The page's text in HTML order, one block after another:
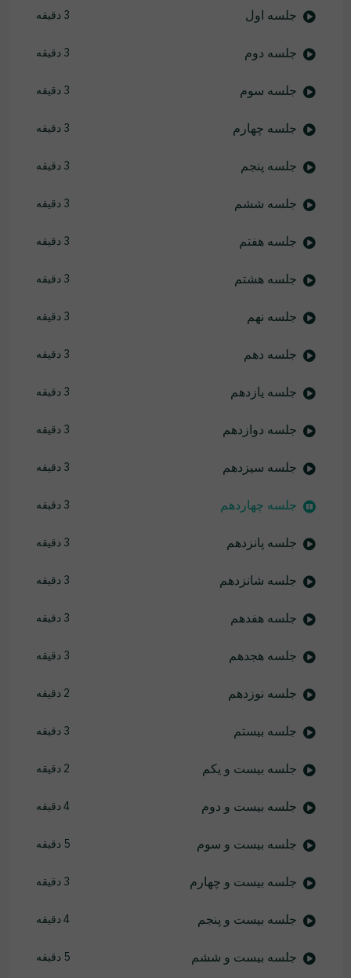
جلسه اول 3 دقیقه
جلسه دوم 3 دقیقه
جلسه سوم 3 دقیقه
جلسه چهارم 3 دقیقه
جلسه پنجم 3 دقیقه
جلسه ششم 3 دقیقه
جلسه هفتم 3 دقیقه
جلسه هشتم 3 دقیقه
جلسه نهم 3 دقیقه
جلسه دهم 3 دقیقه
جلسه یازدهم 3 دقیقه
جلسه دوازدهم 3 دقیقه
جلسه سیزدهم 3 دقیقه
جلسه چهاردهم 3 دقیقه
جلسه پانزدهم 3 دقیقه
جلسه شانزدهم 3 دقیقه
جلسه هفدهم 3 دقیقه
جلسه هجدهم 3 دقیقه
جلسه نوزدهم 2 دقیقه
جلسه بیستم 3 دقیقه
جلسه بیست و یکم 2 دقیقه
جلسه بیست و دوم 4 دقیقه
جلسه بیست و سوم 5 دقیقه
جلسه بیست و چهارم 3 دقیقه
جلسه بیست و پنجم 4 دقیقه
جلسه بیست و ششم 5 دقیقه